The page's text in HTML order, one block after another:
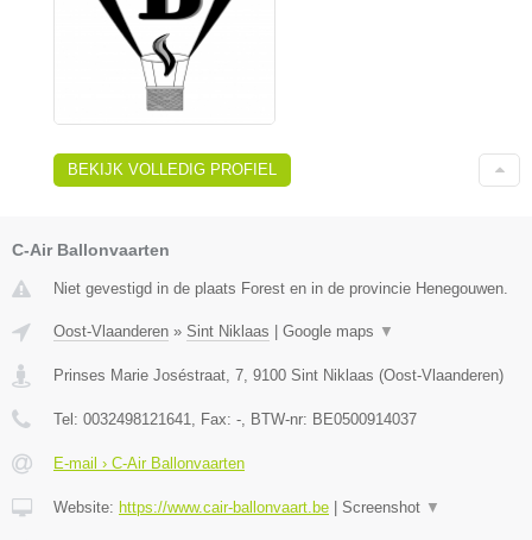
BEKIJK VOLLEDIG PROFIEL
C-Air Ballonvaarten
Niet gevestigd in de plaats Forest en in de provincie Henegouwen.
Oost-Vlaanderen » Sint Niklaas Google maps ▼
Prinses Marie Joséstraat, 7, 9100 Sint Niklaas (Oost-Vlaanderen)
Tel: 0032498121641, Fax: -, BTW-nr: BE0500914037
E-mail › C-Air Ballonvaarten
Website: https://www.cair-ballonvaart.be Screenshot ▼